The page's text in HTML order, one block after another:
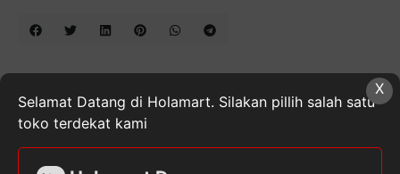
Ulasan (0)
X
Selamat Datang di Holamart. Silakan pillih salah satu
toko terdekat kami